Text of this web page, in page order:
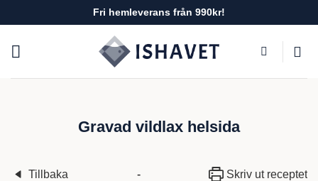
to
content
Fri hemleverans från 990kr!
Gravad vildlax helsida
Tillbaka - Skriv ut receptet